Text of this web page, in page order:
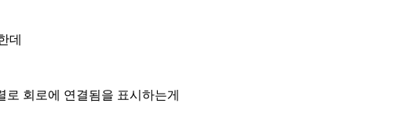
데
회로에 연결됨을 표시하는게